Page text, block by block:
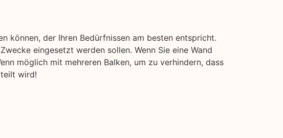
können, der Ihren Bedürfnissen am besten entspricht.
eingesetzt werden sollen. Wenn Sie eine Wand
möglich mit mehreren Balken, um zu verhindern, dass
wird!